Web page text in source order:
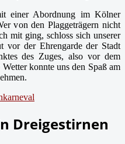
einer Abordnung im Kölner
von den Plaggeträgern nicht
mit ging, schloss sich unserer
vor der Ehrengarde der Stadt
des Zuges, also vor dem
konnte uns den Spaß am
Dreigestirnen